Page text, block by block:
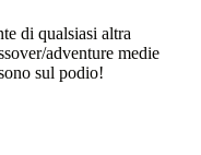
di qualsiasi altra
adventure medie
sul podio!